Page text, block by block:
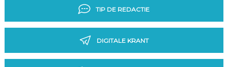
TIP DE REDACTIE
DIGITALE KRANT